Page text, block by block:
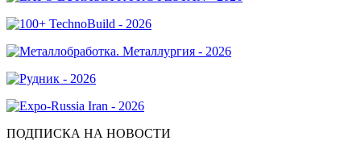
ПОДПИСКА НА НОВОСТИ